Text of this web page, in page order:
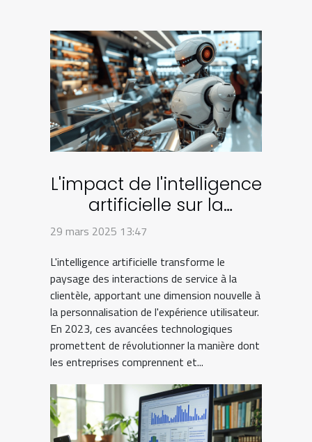
L'impact de l'intelligence
artificielle sur la
personnalisation de
2023
29 mars 2025 13:47
L'intelligence artificielle transforme le
paysage des interactions de service à la
clientèle, apportant une dimension nouvelle à
la personnalisation de l'expérience utilisateur.
En 2023, ces avancées technologiques
promettent de révolutionner la manière dont
les entreprises comprennent et...